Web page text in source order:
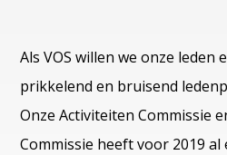
Als VOS willen we onze leden
prikkelend en bruisend
Onze Activiteiten Commissie
Commissie heeft voor 2019 al